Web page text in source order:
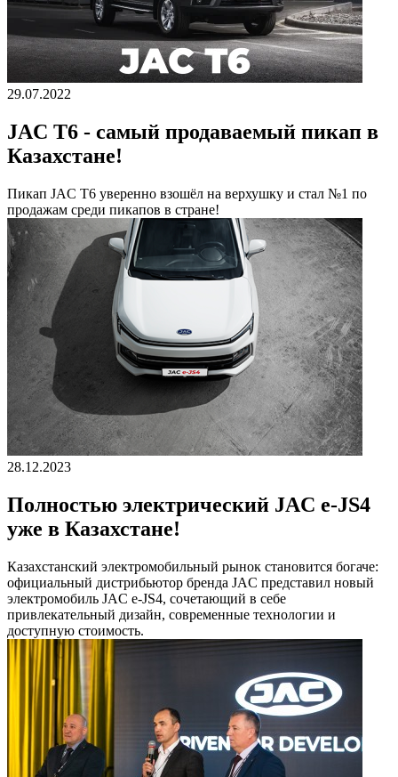
29.07.2022
JAC T6 - самый продаваемый пикап в
Казахстане!
Пикап JAC T6 уверенно взошёл на верхушку и стал №1 по
продажам среди пикапов в стране!
28.12.2023
Полностью электрический JAC e-JS4
уже в Казахстане!
Казахстанский электромобильный рынок становится богаче:
официальный дистрибьютор бренда JAC представил новый
электромобиль JAC e-JS4, сочетающий в себе
привлекательный дизайн, современные технологии и
доступную стоимость.